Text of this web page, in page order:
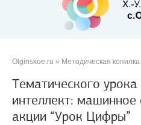
Olginskoe.ru » Методическая копилка
Тематического урока
интеллект: машинное
акции “Урок Цифры”